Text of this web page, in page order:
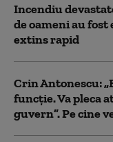
Incendiu
de oameni au fost
extins rapid
Crin Antonescu:
funcție. Va pleca
guvern”. Pe cine